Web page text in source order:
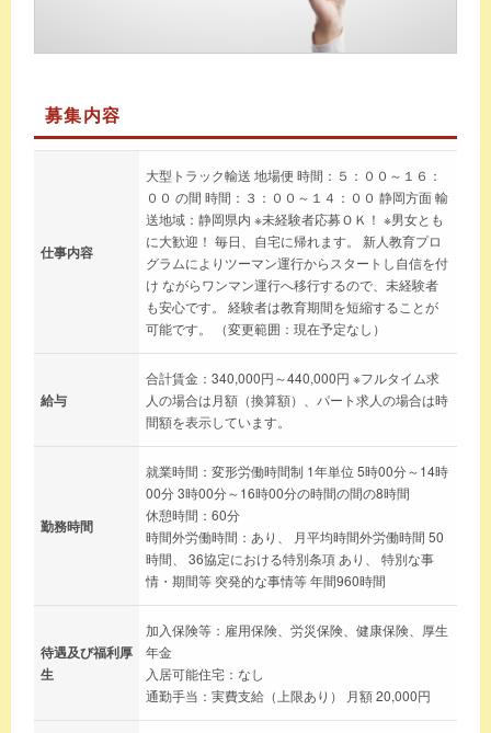
募集内容
仕事内容
大型トラック輸送 地場便 時間：５：００～１６：
００ の間 時間：３：００～１４：００ 静岡方面 輸
送地域：静岡県内 ※未経験者応募ＯＫ！ ※男女とも
に大歓迎！ 毎日、自宅に帰れます。 新人教育プロ
グラムによりツーマン運行からスタートし自信を付
け ながらワンマン運行へ移行するので、未経験者
も安心です。 経験者は教育期間を短縮することが
可能です。 （変更範囲：現在予定なし）
給与
合計賃金：340,000円～440,000円 ※フルタイム求
人の場合は月額（換算額）、パート求人の場合は時
間額を表示しています。
勤務時間
就業時間：変形労働時間制 1年単位 5時00分～14時
00分 3時00分～16時00分の時間の間の8時間
休憩時間：60分
時間外労働時間：あり、 月平均時間外労働時間 50
時間、 36協定における特別条項 あり、 特別な事
情・期間等 突発的な事情等 年間960時間
待遇及び福利厚
生
加入保険等：雇用保険、労災保険、健康保険、厚生
年金
入居可能住宅：なし
通勤手当：実費支給（上限あり） 月額 20,000円